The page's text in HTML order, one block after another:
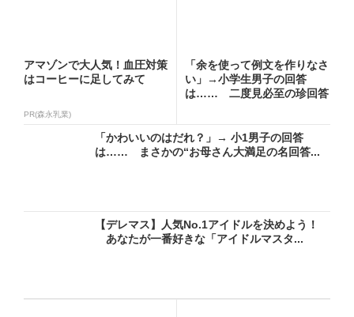
アマゾンで大人気！血圧対策
はコーヒーに足してみて
PR(森永乳業)
「余を使って例文を作りなさ
い」→小学生男子の回答
は…… 二度見必至の珍回答
「かわいいのはだれ？」→ 小1男子の回答
は…… まさかの“お母さん大満足の名回答...
【デレマス】人気No.1アイドルを決めよう！
あなたが一番好きな「アイドルマスタ...